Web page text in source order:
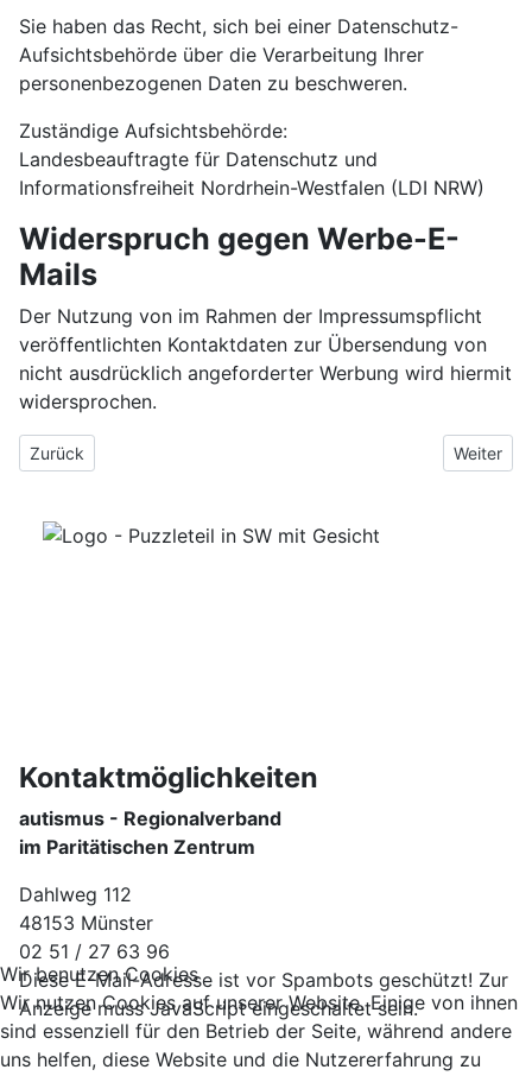
Kontaktmöglichkeiten
autismus - Regionalverband
im Paritätischen Zentrum
Dahlweg 112
48153 Münster
02 51 / 27 63 96
Diese E-Mail-Adresse ist vor Spambots geschützt! Zur
Anzeige muss JavaScript eingeschaltet sein.
Sie haben das Recht, sich bei einer Datenschutz-
Aufsichtsbehörde über die Verarbeitung Ihrer
personenbezogenen Daten zu beschweren.
Zuständige Aufsichtsbehörde:
Landesbeauftragte für Datenschutz und
Informationsfreiheit Nordrhein-Westfalen (LDI NRW)
Widerspruch gegen Werbe-E-
Mails
Der Nutzung von im Rahmen der Impressumspflicht
veröffentlichten Kontaktdaten zur Übersendung von
nicht ausdrücklich angeforderter Werbung wird hiermit
widersprochen.
Vorheriger Beitrag: Bilder
Zurück Nächster
Weiter
Wir benutzen Cookies
Wir nutzen Cookies auf unserer Website. Einige von ihnen
sind essenziell für den Betrieb der Seite, während andere
uns helfen, diese Website und die Nutzererfahrung zu